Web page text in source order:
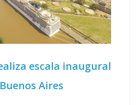
escala inaugural
Aires